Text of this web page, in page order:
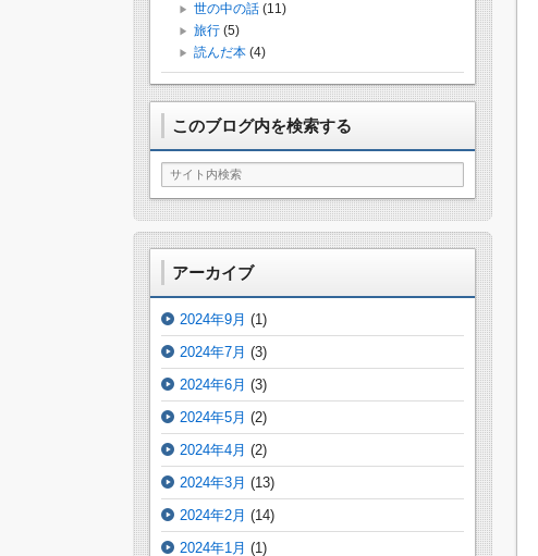
世の中の話 (11)
旅行 (5)
読んだ本 (4)
このブログ内を検索する
アーカイブ
2024年9月 (1)
2024年7月 (3)
2024年6月 (3)
2024年5月 (2)
2024年4月 (2)
2024年3月 (13)
2024年2月 (14)
2024年1月 (1)